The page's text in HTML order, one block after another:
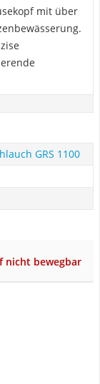
mit über
GRS 1100
nicht bewegbar